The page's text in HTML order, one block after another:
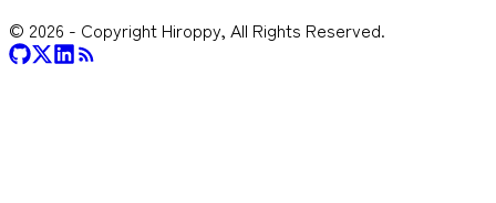
© 2026 - Copyright Hiroppy, All Rights Reserved.